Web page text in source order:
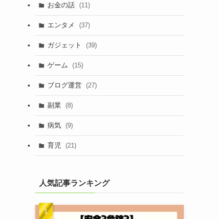
お金の話 (11)
エンタメ (37)
ガジェット (39)
ゲーム (15)
ブログ運営 (27)
副業 (8)
病気 (9)
育児 (21)
人気記事ランキング